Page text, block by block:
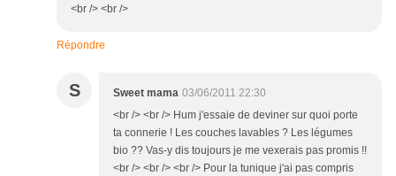
<br /> <br />
Répondre
S Sweet mama 03/06/2011 22:30
<br /> <br /> Hum j'essaie de deviner sur quoi porte
ta connerie ! Les couches lavables ? Les légumes
bio ?? Vas-y dis toujours je me vexerais pas promis !!
<br /> <br /> <br /> Pour la tunique j'ai pas compris